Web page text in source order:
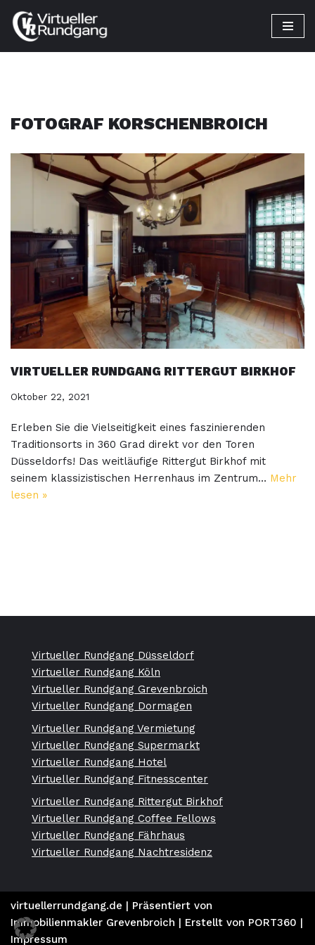
Zum
Inhalt
FOTOGRAF KORSCHENBROICH
VIRTUELLER RUNDGANG RITTERGUT BIRKHOF
Oktober 22, 2021
Erleben Sie die Vielseitigkeit eines faszinierenden
Traditionsorts in 360 Grad direkt vor den Toren
Düsseldorfs! Das weitläufige Rittergut Birkhof mit
seinem klassizistischen Herrenhaus im Zentrum… Mehr
lesen »
Virtueller Rundgang Düsseldorf
Virtueller Rundgang Köln
Virtueller Rundgang Grevenbroich
Virtueller Rundgang Dormagen
Virtueller Rundgang Vermietung
Virtueller Rundgang Supermarkt
Virtueller Rundgang Hotel
Virtueller Rundgang Fitnesscenter
Virtueller Rundgang Rittergut Birkhof
Virtueller Rundgang Coffee Fellows
Virtueller Rundgang Fährhaus
Virtueller Rundgang Nachtresidenz
virtuellerrundgang.de | Präsentiert von
Immobilienmakler Grevenbroich | Erstellt von PORT360 |
Impressum